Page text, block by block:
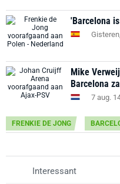
'Barcelona
Mike
Barcelona
7 aug.
FRENKIE DE JONG
Interessant